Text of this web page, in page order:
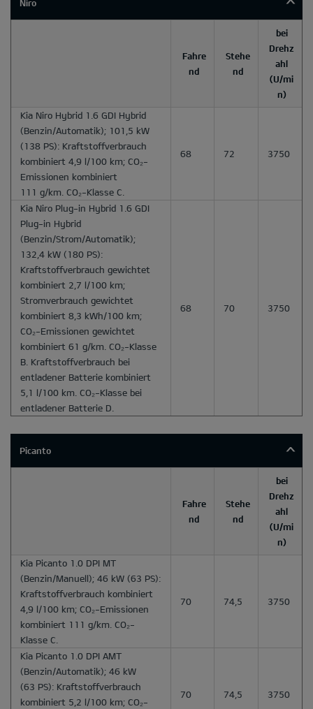
Niro
Fahre
nd
Stehe
nd
bei
Drehz
ahl
(U/mi
n)
Kia Niro Hybrid 1.6 GDI Hybrid
(Benzin/Automatik); 101,5 kW
(138 PS): Kraftstoffverbrauch
kombiniert 4,9 l/100 km; CO₂-
Emissionen kombiniert
111 g/km. CO₂-Klasse C.
68 72 3750
Kia Niro Plug-in Hybrid 1.6 GDI
Plug-in Hybrid
(Benzin/Strom/Automatik);
132,4 kW (180 PS):
Kraftstoffverbrauch gewichtet
kombiniert 2,7 l/100 km;
Stromverbrauch gewichtet
kombiniert 8,3 kWh/100 km;
CO₂-Emissionen gewichtet
kombiniert 61 g/km. CO₂-Klasse
B. Kraftstoffverbrauch bei
entladener Batterie kombiniert
5,1 l/100 km. CO₂-Klasse bei
entladener Batterie D.
68 70 3750
Picanto
Fahre
nd
Stehe
nd
bei
Drehz
ahl
(U/mi
n)
Kia Picanto 1.0 DPI MT
(Benzin/Manuell); 46 kW (63 PS):
Kraftstoffverbrauch kombiniert
4,9 l/100 km; CO₂-Emissionen
kombiniert 111 g/km. CO₂-
Klasse C.
70 74,5 3750
Kia Picanto 1.0 DPI AMT
(Benzin/Automatik); 46 kW
(63 PS): Kraftstoffverbrauch
kombiniert 5,2 l/100 km; CO₂-
70 74,5 3750